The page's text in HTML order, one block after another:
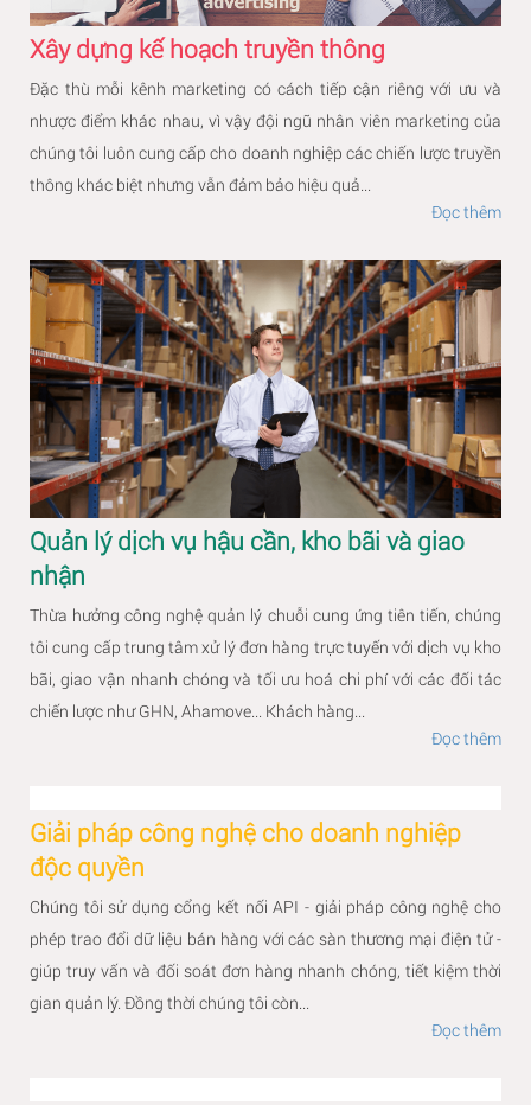
Xây dựng kế hoạch truyền thông
Đặc thù mỗi kênh marketing có cách tiếp cận riêng với ưu và
nhược điểm khác nhau, vì vậy đội ngũ nhân viên marketing của
chúng tôi luôn cung cấp cho doanh nghiệp các chiến lược truyền
thông khác biệt nhưng vẫn đảm bảo hiệu quả...
Đọc thêm
Quản lý dịch vụ hậu cần, kho bãi và giao
nhận
Thừa hưởng công nghệ quản lý chuỗi cung ứng tiên tiến, chúng
tôi cung cấp trung tâm xử lý đơn hàng trực tuyến với dịch vụ kho
bãi, giao vận nhanh chóng và tối ưu hoá chi phí với các đối tác
chiến lược như GHN, Ahamove... Khách hàng...
Đọc thêm
Giải pháp công nghệ cho doanh nghiệp
độc quyền
Chúng tôi sử dụng cổng kết nối API - giải pháp công nghệ cho
phép trao đổi dữ liệu bán hàng với các sàn thương mại điện tử -
giúp truy vấn và đối soát đơn hàng nhanh chóng, tiết kiệm thời
gian quản lý. Đồng thời chúng tôi còn...
Đọc thêm